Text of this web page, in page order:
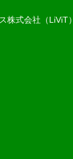
株式会社（LiViT）